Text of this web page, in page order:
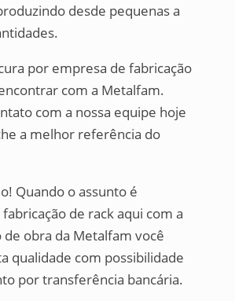
desde pequenas a
por empresa de fabricação
com a Metalfam.
com a nossa equipe hoje
a melhor referência do
Quando o assunto é
de rack aqui com a
obra da Metalfam você
qualidade com possibilidade
por transferência bancária.